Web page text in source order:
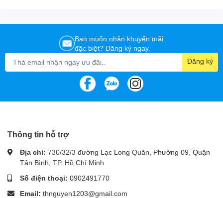
Bạn muốn nhận khuyến mãi
đặc biệt? Đăng ký ngay.
Đăng ký
Thông tin hỗ trợ
Địa chỉ: 730/32/3 đường Lạc Long Quân, Phường 09, Quận
Tân Bình, TP. Hồ Chí Minh
Số điện thoại: 0902491770
Email: thnguyen1203@gmail.com